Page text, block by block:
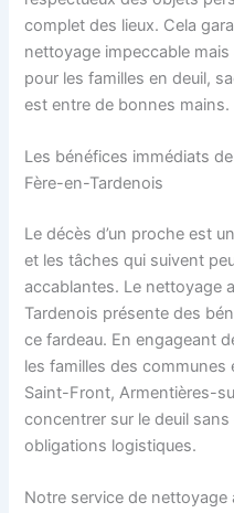
complet des lieux. Cela
nettoyage impeccable mais
pour les familles en deuil,
est entre de bonnes mains.
Les bénéfices immédiats
Fère-en-Tardenois
Le décès d’un proche est
et les tâches qui suivent
accablantes. Le nettoyage
Tardenois présente des
ce fardeau. En engageant
les familles des
Saint-Front, Armentières-
concentrer sur le deuil
obligations logistiques.
Notre service de nettoyage